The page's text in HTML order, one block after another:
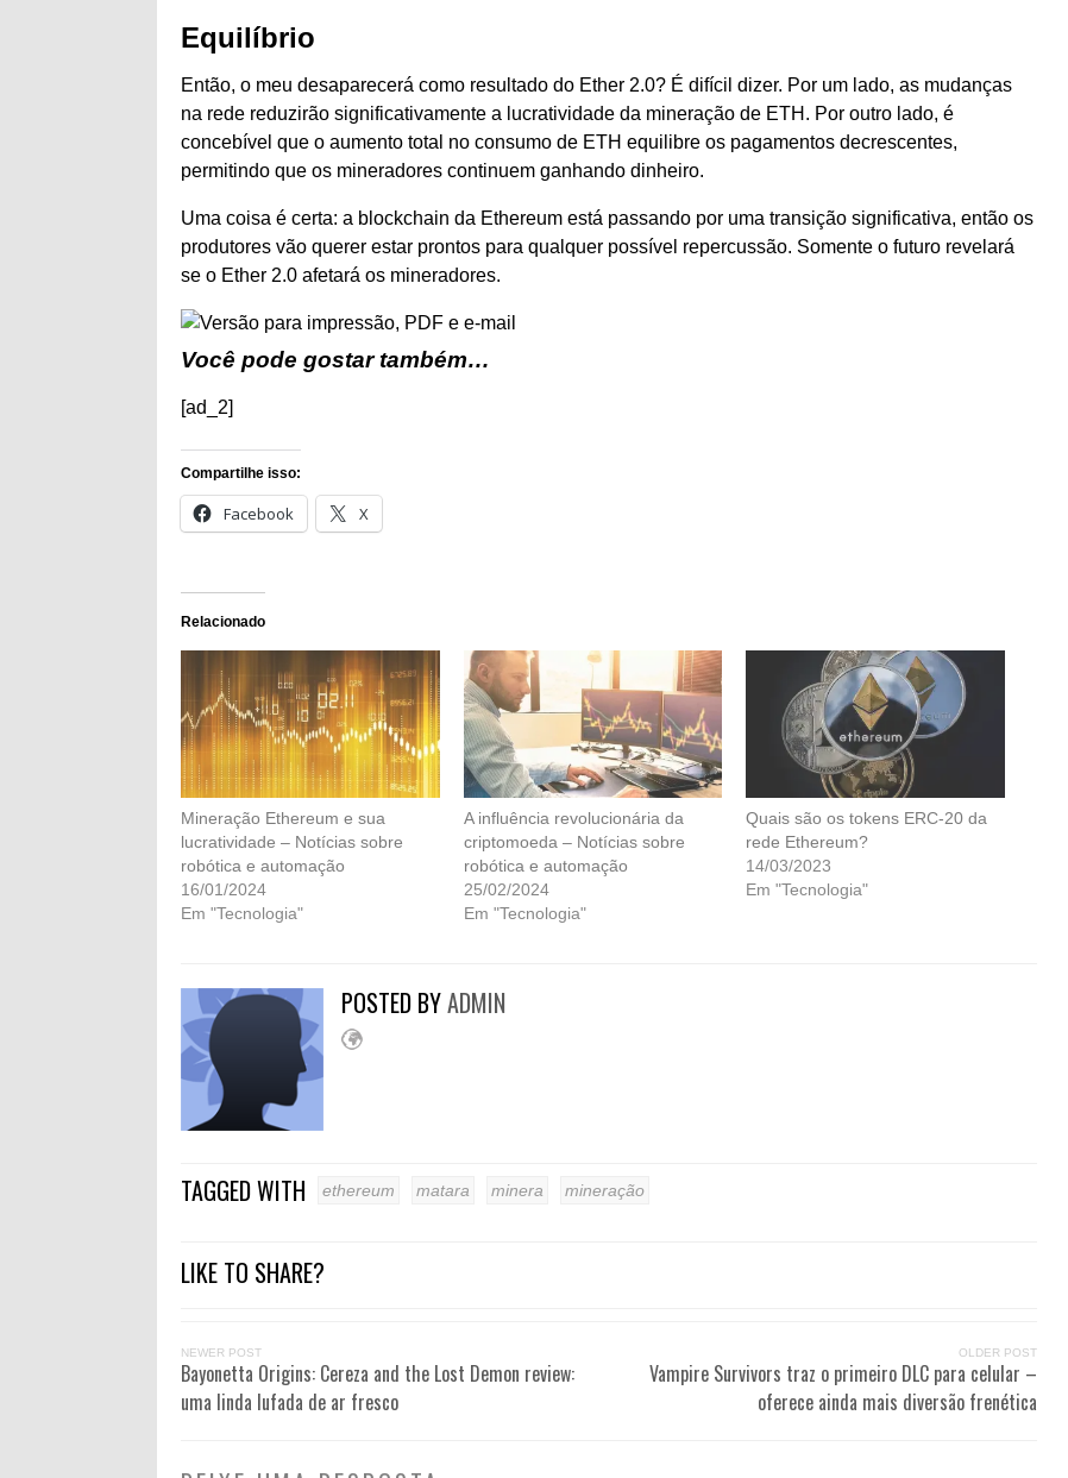
Equilíbrio
Então, o meu desaparecerá como resultado do Ether 2.0? É difícil dizer. Por um lado, as mudanças
na rede reduzirão significativamente a lucratividade da mineração de ETH. Por outro lado, é
concebível que o aumento total no consumo de ETH equilibre os pagamentos decrescentes,
permitindo que os mineradores continuem ganhando dinheiro.
Uma coisa é certa: a blockchain da Ethereum está passando por uma transição significativa, então os
produtores vão querer estar prontos para qualquer possível repercussão. Somente o futuro revelará
se o Ether 2.0 afetará os mineradores.
Você pode gostar também…
[ad_2]
Compartilhe isso:
Facebook X
Relacionado
Mineração Ethereum e sua
lucratividade – Notícias sobre
robótica e automação
16/01/2024
Em "Tecnologia"
A influência revolucionária da
criptomoeda – Notícias sobre
robótica e automação
25/02/2024
Em "Tecnologia"
Quais são os tokens ERC-20 da
rede Ethereum?
14/03/2023
Em "Tecnologia"
POSTED BYADMIN
TAGGED WITH ethereum matara minera mineração
LIKE TO SHARE?
NEWER POST
Bayonetta Origins: Cereza and the Lost Demon review:
uma linda lufada de ar fresco
OLDER POST
Vampire Survivors traz o primeiro DLC para celular –
oferece ainda mais diversão frenética